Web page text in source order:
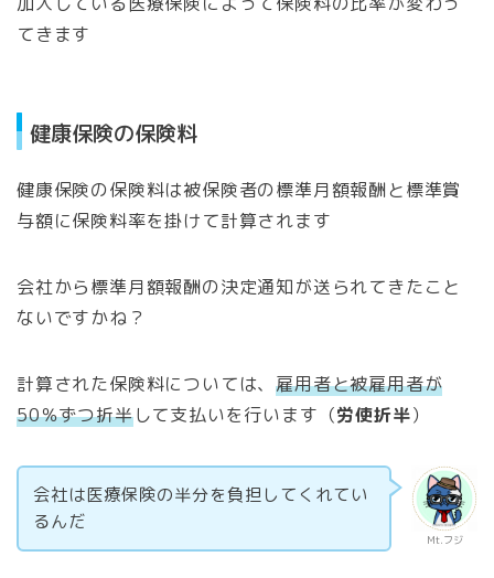
てきます
健康保険の保険料
健康保険の保険料は被保険者の標準月額報酬と標準賞
与額に保険料率を掛けて計算されます
会社から標準月額報酬の決定通知が送られてきたこと
ないですかね？
計算された保険料については、雇用者と被雇用者が
50％ずつ折半して支払いを行います（労使折半）
Mt.フジ
会社は医療保険の半分を負担してくれてい
るんだ